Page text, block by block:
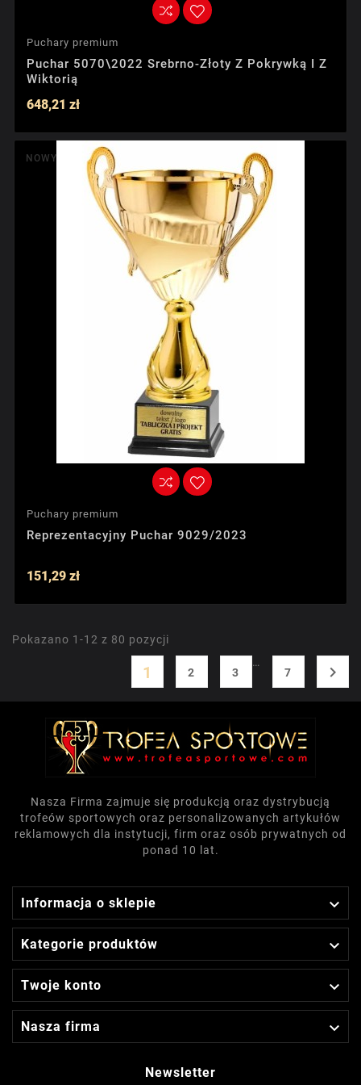
Puchary premium
Puchar 5070\2022 Srebrno-Złoty Z Pokrywką I Z
Wiktorią
648,21 zł
NOWY
Puchary premium
Reprezentacyjny Puchar 9029/2023
151,29 zł
Pokazano 1-12 z 80 pozycji
1 2 3
…
7

Nasza Firma zajmuje się produkcją oraz dystrybucją
trofeów sportowych oraz personalizowanych artykułów
reklamowych dla instytucji, firm oraz osób prywatnych od
ponad 10 lat.
Informacja o sklepie 
Kategorie produktów 
Twoje konto 
Nasza firma 
Newsletter